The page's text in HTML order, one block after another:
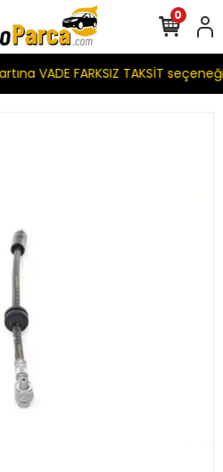
VADE FARKSIZ TAKSİT
0